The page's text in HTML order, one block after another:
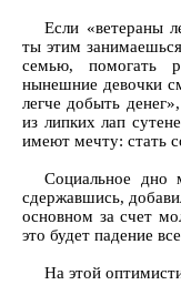
Если «ветераны
ты этим
семью, помогать
нынешние девочки
легче добыть
из липких лап
имеют мечту: стать
Социальное дно
сдержавшись,
основном за счет
это будет падение
На этой